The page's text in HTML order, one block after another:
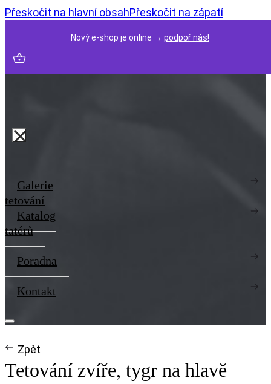
Přeskočit na hlavní obsahPřeskočit na zápatí
Nový e-shop je online → podpoř nás!
Galerie
tetování
Katalog
tatérů
Poradna
Kontakt
Zpět
Tetování zvíře, tygr na hlavě